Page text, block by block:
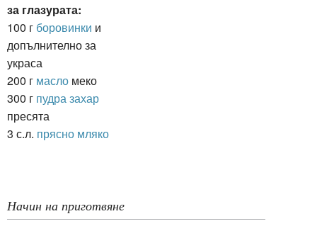
за глазурата:
100 г боровинки и
допълнително за
украса
200 г масло меко
300 г пудра захар
пресята
3 с.л. прясно мляко
Начин на приготвяне